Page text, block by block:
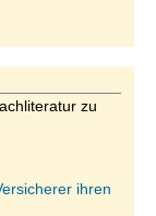
zu
ihren